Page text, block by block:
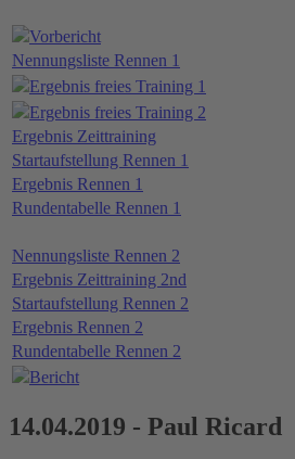
Vorbericht
Nennungsliste Rennen 1
Ergebnis freies Training 1
Ergebnis freies Training 2
Ergebnis Zeittraining
Startaufstellung Rennen 1
Ergebnis Rennen 1
Rundentabelle Rennen 1
Nennungsliste Rennen 2
Ergebnis Zeittraining 2nd
Startaufstellung Rennen 2
Ergebnis Rennen 2
Rundentabelle Rennen 2
Bericht
14.04.2019 - Paul Ricard